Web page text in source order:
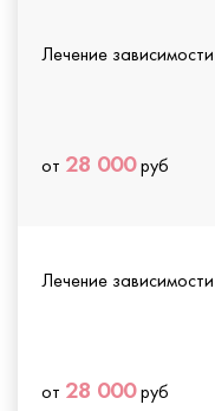
Лечение
от 28 000руб
Лечение
от 28 000руб